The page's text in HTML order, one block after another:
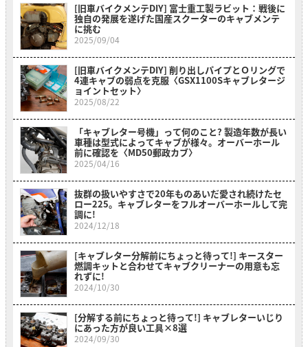
[旧車バイクメンテDIY] 富士重工製ラビット：戦後に
独自の発展を遂げた国産スクーターのキャブメンテ
に挑む
2025/09/04
[旧車バイクメンテDIY] 削り出しパイプとＯリングで
4連キャブの弱点を克服〈GSX1100Sキャブレタージ
ョイントセット〉
2025/08/22
「キャブレター号機」って何のこと? 製造年数が長い
車種は型式によってキャブが様々。オーバーホール
前に確認を〈MD50郵政カブ〉
2025/04/16
抜群の扱いやすさで20年ものあいだ愛され続けたセ
ロー225。キャブレターをフルオーバーホールして完
調に!
2024/12/18
[キャブレター分解前にちょっと待って!] キースター
燃調キットと合わせてキャブクリーナーの用意も忘
れずに!
2024/10/30
[分解する前にちょっと待って!] キャブレターいじり
にあった方が良い工具×8選
2024/09/30